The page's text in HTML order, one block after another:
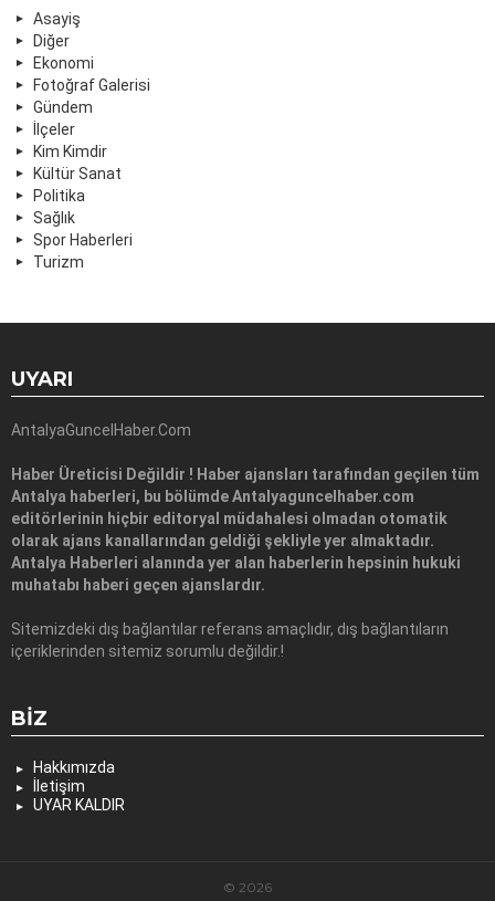
Asayiş
Diğer
Ekonomi
Fotoğraf Galerisi
Gündem
İlçeler
Kim Kimdir
Kültür Sanat
Politika
Sağlık
Spor Haberleri
Turizm
UYARI
AntalyaGuncelHaber.Com
Haber Üreticisi Değildir ! Haber ajansları tarafından geçilen tüm
Antalya haberleri, bu bölümde Antalyaguncelhaber.com
editörlerinin hiçbir editoryal müdahalesi olmadan otomatik
olarak ajans kanallarından geldiği şekliyle yer almaktadır.
Antalya Haberleri alanında yer alan haberlerin hepsinin hukuki
muhatabı haberi geçen ajanslardır.
Sitemizdeki dış bağlantılar referans amaçlıdır, dış bağlantıların
içeriklerinden sitemiz sorumlu değildir.!
BIZ
Hakkımızda
İletişim
UYAR KALDIR
© 2026